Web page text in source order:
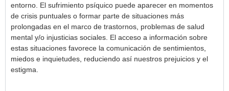
entorno. El sufrimiento psíquico puede aparecer en momentos
de crisis puntuales o formar parte de situaciones más
prolongadas en el marco de trastornos, problemas de salud
mental y/o injusticias sociales. El acceso a información sobre
estas situaciones favorece la comunicación de sentimientos,
miedos e inquietudes, reduciendo así nuestros prejuicios y el
estigma.